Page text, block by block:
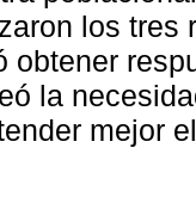
los tres
obtener
la
mejor